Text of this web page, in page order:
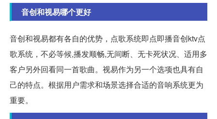
音创和视易哪个更好
音创和视易都有各自的优势，点歌系统即点即播音创ktv点
歌系统，不必等候,播发顺畅,无间断、无卡死状况、适用多
客户另外回看同一首歌曲。视易作为另一个选项也具有自
己的特点。根据用户需求和场景选择合适的音响系统更为
重要。